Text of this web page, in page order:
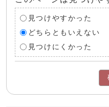
見つけやすかった
どちらともいえない
見つけにくかった